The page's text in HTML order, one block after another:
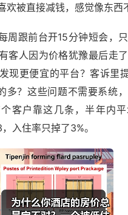
欢被直接减钱，感觉像东西
周跟前台开15分钟短会，
客人因为价格犹豫最后走
现更便宜的平台？客诉里
多？这些问题不需要系统
客户靠这几条，半年内
入住率只掉了3%。